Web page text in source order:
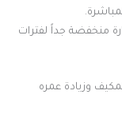
منخفضة جداً لفترات
وزيادة عمره